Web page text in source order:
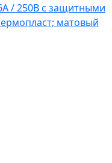
/ 250В с защитными
матовый